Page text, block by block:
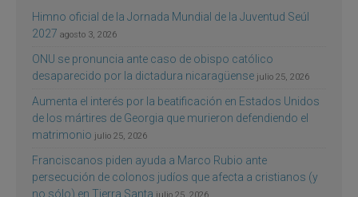
Himno oficial de la Jornada Mundial de la Juventud Seúl
2027 agosto 3, 2026
ONU se pronuncia ante caso de obispo católico
desaparecido por la dictadura nicaragüense julio 25, 2026
Aumenta el interés por la beatificación en Estados Unidos
de los mártires de Georgia que murieron defendiendo el
matrimonio julio 25, 2026
Franciscanos piden ayuda a Marco Rubio ante
persecución de colonos judíos que afecta a cristianos (y
no sólo) en Tierra Santa julio 25, 2026